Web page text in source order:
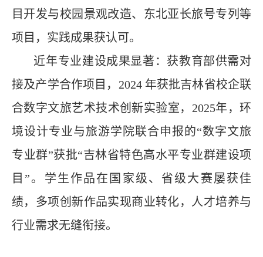
目开发与校园景观改造、东北亚长旅号专列等
项目，实践成果获认可。
近年专业建设成果显著：获教育部供需对
接及产学合作项目， 2024 年获批吉林省校企联
合数字文旅艺术技术创新实验室， 2025年，环
境设计专业与旅游学院联合申报的“数字文旅
专业群”获批“吉林省特色高水平专业群建设项
目”。学生作品在国家级、省级大赛屡获佳
绩，多项创新作品实现商业转化，人才培养与
行业需求无缝衔接。